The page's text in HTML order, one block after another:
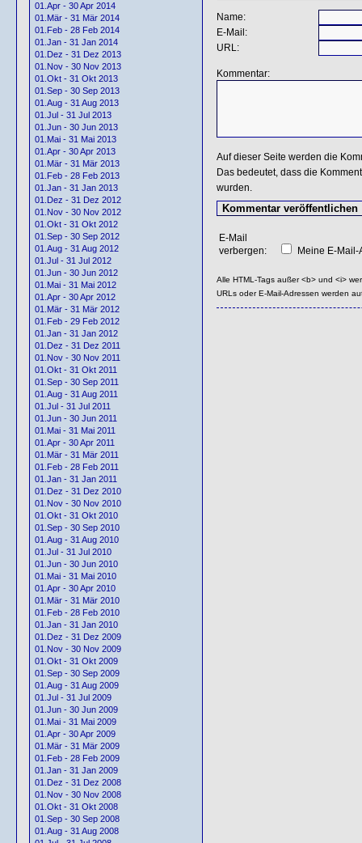
01.Apr - 30 Apr 2014
01.Mär - 31 Mär 2014
01.Feb - 28 Feb 2014
01.Jan - 31 Jan 2014
01.Dez - 31 Dez 2013
01.Nov - 30 Nov 2013
01.Okt - 31 Okt 2013
01.Sep - 30 Sep 2013
01.Aug - 31 Aug 2013
01.Jul - 31 Jul 2013
01.Jun - 30 Jun 2013
01.Mai - 31 Mai 2013
01.Apr - 30 Apr 2013
01.Mär - 31 Mär 2013
01.Feb - 28 Feb 2013
01.Jan - 31 Jan 2013
01.Dez - 31 Dez 2012
01.Nov - 30 Nov 2012
01.Okt - 31 Okt 2012
01.Sep - 30 Sep 2012
01.Aug - 31 Aug 2012
01.Jul - 31 Jul 2012
01.Jun - 30 Jun 2012
01.Mai - 31 Mai 2012
01.Apr - 30 Apr 2012
01.Mär - 31 Mär 2012
01.Feb - 29 Feb 2012
01.Jan - 31 Jan 2012
01.Dez - 31 Dez 2011
01.Nov - 30 Nov 2011
01.Okt - 31 Okt 2011
01.Sep - 30 Sep 2011
01.Aug - 31 Aug 2011
01.Jul - 31 Jul 2011
01.Jun - 30 Jun 2011
01.Mai - 31 Mai 2011
01.Apr - 30 Apr 2011
01.Mär - 31 Mär 2011
01.Feb - 28 Feb 2011
01.Jan - 31 Jan 2011
01.Dez - 31 Dez 2010
01.Nov - 30 Nov 2010
01.Okt - 31 Okt 2010
01.Sep - 30 Sep 2010
01.Aug - 31 Aug 2010
01.Jul - 31 Jul 2010
01.Jun - 30 Jun 2010
01.Mai - 31 Mai 2010
01.Apr - 30 Apr 2010
01.Mär - 31 Mär 2010
01.Feb - 28 Feb 2010
01.Jan - 31 Jan 2010
01.Dez - 31 Dez 2009
01.Nov - 30 Nov 2009
01.Okt - 31 Okt 2009
01.Sep - 30 Sep 2009
01.Aug - 31 Aug 2009
01.Jul - 31 Jul 2009
01.Jun - 30 Jun 2009
01.Mai - 31 Mai 2009
01.Apr - 30 Apr 2009
01.Mär - 31 Mär 2009
01.Feb - 28 Feb 2009
01.Jan - 31 Jan 2009
01.Dez - 31 Dez 2008
01.Nov - 30 Nov 2008
01.Okt - 31 Okt 2008
01.Sep - 30 Sep 2008
01.Aug - 31 Aug 2008
Name:
E-Mail:
URL:
Kommentar:
Auf dieser Seite werden die
Das bedeutet, dass die
wurden.
E-Mail
verbergen:
Meine E-
Alle HTML-Tags außer <b> und <i>
URLs oder E-Mail-Adressen werden